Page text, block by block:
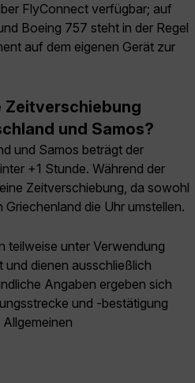
FlyConnect verfügbar; auf
Boeing 757 steht in der Regel
auf dem eigenen Gerät zur
Zeitverschiebung
und Samos?
und Samos beträgt der
+1 Stunde. Während der
Zeitverschiebung, da sowohl
die Uhr umstellen.
teilweise unter Verwendung
und dienen ausschließlich
Angaben ergeben sich
und -bestätigung